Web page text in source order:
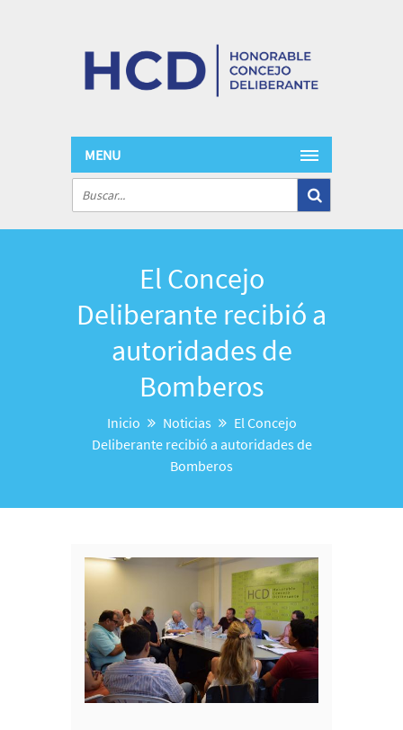
MENU
El Concejo
Deliberante recibió a
autoridades de
Bomberos
Inicio Noticias
El Concejo
Deliberante recibió a autoridades de
Bomberos